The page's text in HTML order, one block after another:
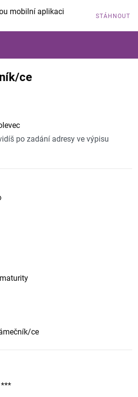
mobilní aplikaci STÁHNOUT
ce
po zadání adresy ve výpisu
ce
***